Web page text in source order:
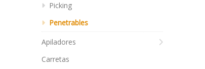
Picking
Penetrables
Apiladores
Carretas